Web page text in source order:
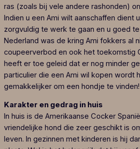
ras (zoals bij vele andere rashonden)
Indien u een Ami wilt aanschaffen dient
zorgvuldig te werk te gaan en u goed
Nederland was de kring Ami fokkers al
coupeerverbod en ook het toekomstig
heeft er toe geleid dat er nog minder
particulier die een Ami wil kopen wordt
gemakkelijker om een hondje te vinden!
Karakter en gedrag in huis
In huis is de Amerikaanse Cocker
vriendelijke hond die zeer geschikt is
leven. In gezinnen met kinderen is hij